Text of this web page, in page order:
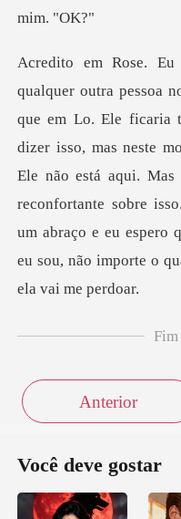
dizer isso, mas neste
Ele não está aqui.
reconfortante sobre
Anterior
Você deve gostar